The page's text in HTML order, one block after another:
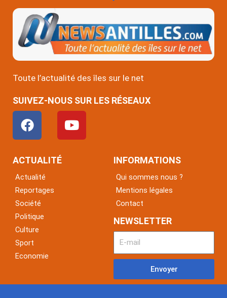
Toute l’actualité des îles sur le net
SUIVEZ-NOUS SUR LES RÉSEAUX
F
a
c
e
o
o
k
Y
o
u
ACTUALITÉ
Actualité
Reportages
Société
Politique
Culture
Sport
Economie
INFORMATIONS
Qui sommes nous ?
Mentions légales
Contact
NEWSLETTER
Envoyer